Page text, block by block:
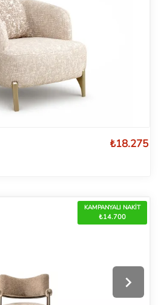
₺18.275
KAMPANYALI NAKİT
₺14.700